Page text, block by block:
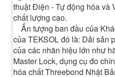
thuật Điện - Tự động hóa và
chất lượng cao.
Ấn tượng ban đầu của
của TEKSOL đó là: Dải sản
của các nhãn hiệu lớn như
Master Lock, dụng cụ đo
hóa chất Threebond Nhật